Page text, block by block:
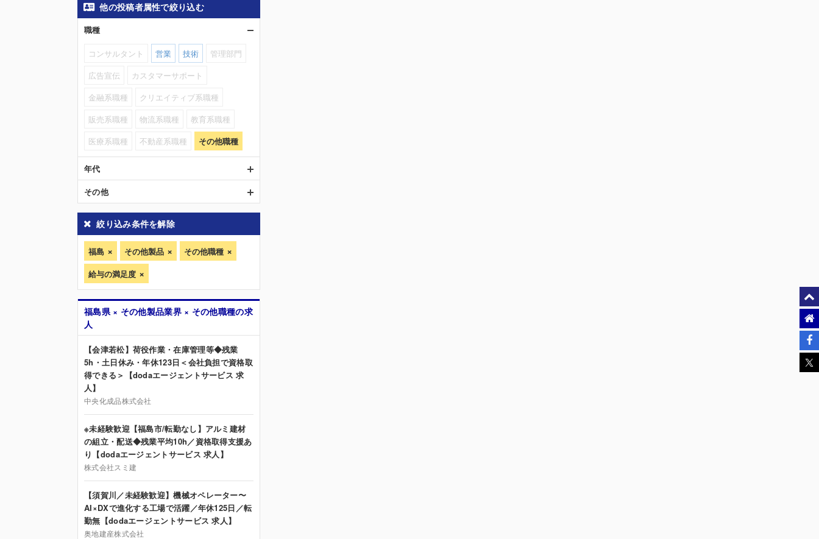
他の投稿者属性で絞り込む
職種
コンサルタント 営業 技術
管理部門
広告宣伝
カスタマーサポート
金融系職種
クリエイティブ系職種
販売系職種
物流系職種
教育系職種
医療系職種
不動産系職種 その他職種
年代
その他
絞り込み条件を解除
福島 その他製品
その他職種
給与の満足度
福島県 × その他製品業界 × その他職種の求
人
【会津若松】荷役作業・在庫管理等◆残業
5h・土日休み・年休123日＜会社負担で資格取
得できる＞【dodaエージェントサービス 求
人】
中央化成品株式会社
※未経験歓迎【福島市/転勤なし】アルミ建材
の組立・配送◆残業平均10h／資格取得支援あ
り【dodaエージェントサービス 求人】
株式会社スミ建
【須賀川／未経験歓迎】機械オペレーター〜
AI×DXで進化する工場で活躍／年休125日／転
勤無【dodaエージェントサービス 求人】
奥地建産株式会社